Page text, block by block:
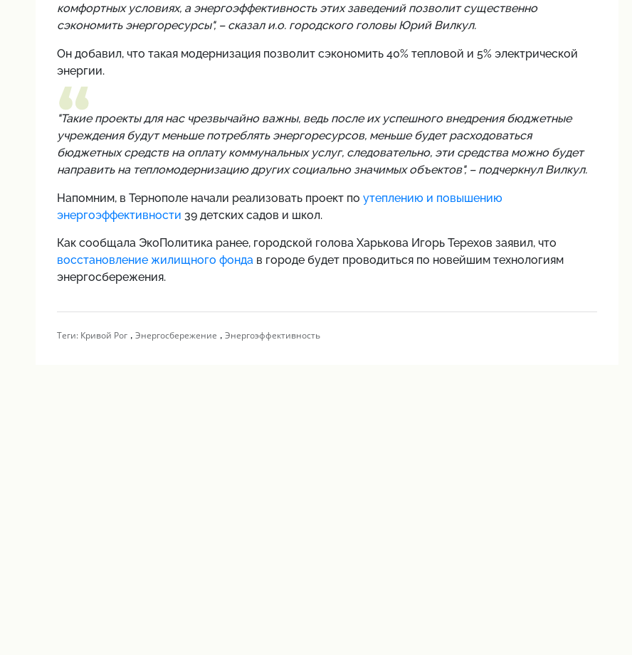
комфортных условиях, а энергоэффективность этих заведений позволит существенно
сэкономить энергоресурсы", – сказал и.о. городского головы Юрий Вилкул.
Он добавил, что такая модернизация позволит сэкономить 40% тепловой и 5% электрической
энергии.
"Такие проекты для нас чрезвычайно важны, ведь после их успешного внедрения бюджетные
учреждения будут меньше потреблять энергоресурсов, меньше будет расходоваться
бюджетных средств на оплату коммунальных услуг, следовательно, эти средства можно будет
направить на тепломодернизацию других социально значимых объектов", – подчеркнул Вилкул.
Напомним, в Тернополе начали реализовать проект по утеплению и повышению
энергоэффективности 39 детских садов и школ.
Как сообщала ЭкоПолитика ранее, городской голова Харькова Игорь Терехов заявил, что
восстановление жилищного фондав городе будет проводиться по новейшим технологиям
энергосбережения.
Теги: Кривой Рог, Энергосбережение , Энергоэффективность